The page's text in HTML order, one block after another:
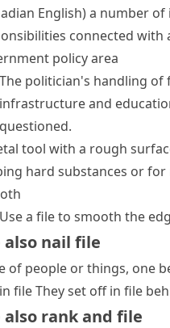
English)a number of
connected with
policy area
The politician's handling of
infrastructure and
questioned.
tool with a rough
hard substances or
Use a file to smooth the
also nail file
of people or things, one
in fileThey set off in file
also rank and file